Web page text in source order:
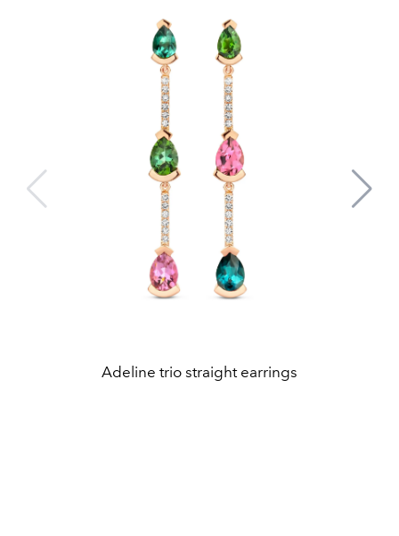
Adeline trio straight earrings